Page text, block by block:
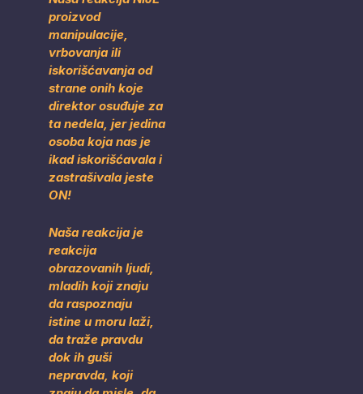
proizvod
manipulacije,
vrbovanja ili
iskorišćavanja od
strane onih koje
direktor osuđuje za
ta nedela, jer jedina
osoba koja nas je
ikad iskorišćavala i
zastrašivala jeste
ON!
Naša reakcija je
reakcija
obrazovanih ljudi,
mladih koji znaju
da raspoznaju
istine u moru laži,
da traže pravdu
dok ih guši
nepravda, koji